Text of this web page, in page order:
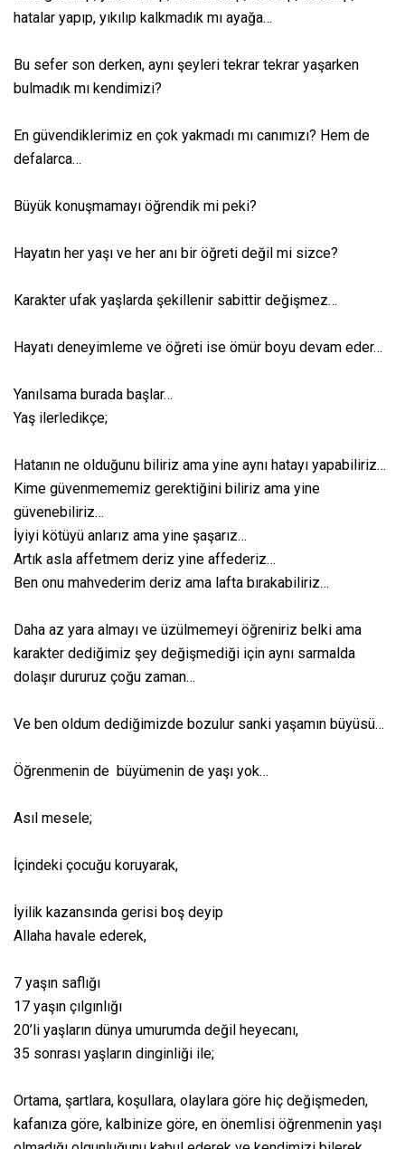
hatalar yapıp, yıkılıp kalkmadık mı ayağa…
Bu sefer son derken, aynı şeyleri tekrar tekrar yaşarken
bulmadık mı kendimizi?
En güvendiklerimiz en çok yakmadı mı canımızı? Hem de
defalarca…
Büyük konuşmamayı öğrendik mi peki?
Hayatın her yaşı ve her anı bir öğreti değil mi sizce?
Karakter ufak yaşlarda şekillenir sabittir değişmez…
Hayatı deneyimleme ve öğreti ise ömür boyu devam eder…
Yanılsama burada başlar…
Yaş ilerledikçe;
Hatanın ne olduğunu biliriz ama yine aynı hatayı yapabiliriz…
Kime güvenmememiz gerektiğini biliriz ama yine
güvenebiliriz…
İyiyi kötüyü anlarız ama yine şaşarız…
Artık asla affetmem deriz yine affederiz…
Ben onu mahvederim deriz ama lafta bırakabiliriz…
Daha az yara almayı ve üzülmemeyi öğreniriz belki ama
karakter dediğimiz şey değişmediği için aynı sarmalda
dolaşır dururuz çoğu zaman…
Ve ben oldum dediğimizde bozulur sanki yaşamın büyüsü…
Öğrenmenin de büyümenin de yaşı yok…
Asıl mesele;
İçindeki çocuğu koruyarak,
İyilik kazansında gerisi boş deyip
Allaha havale ederek,
7 yaşın saflığı
17 yaşın çılgınlığı
20’li yaşların dünya umurumda değil heyecanı,
35 sonrası yaşların dinginliği ile;
Ortama, şartlara, koşullara, olaylara göre hiç değişmeden,
kafanıza göre, kalbinize göre, en önemlisi öğrenmenin yaşı